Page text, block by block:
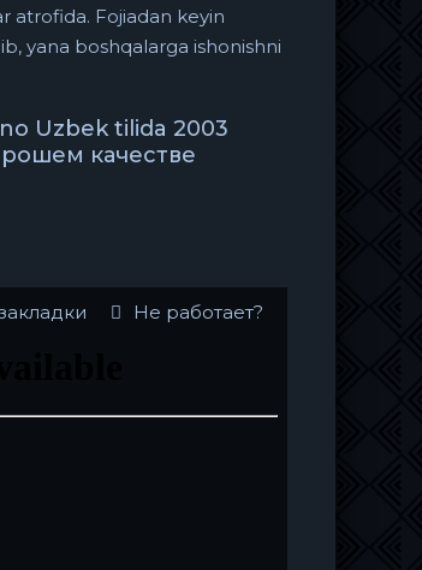
atrofida. Fojiadan keyin
yana boshqalarga ishonishni
Uzbek tilida 2003
качестве
Не работает?